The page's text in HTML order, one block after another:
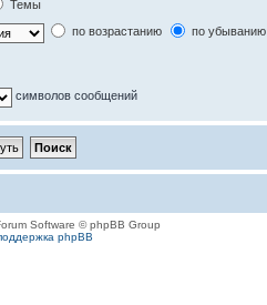
Темы
по возрастанию по убыванию
символов сообщений
Software © phpBB Group
phpBB